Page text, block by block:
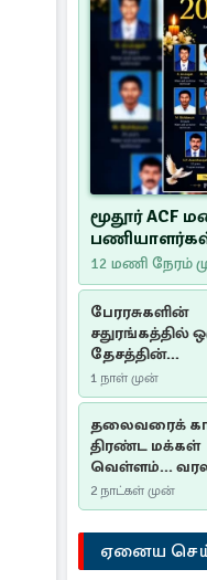
மூதூர் ACF
20
மறுக்கப்பட்ட
பேரவலம்
12 மணி நேரம்
பேரரசுகளின்
சதுரங்கத்தில்
தேசத்தின்
தீர்க்கதரிசனம் :
சுதுமலை
ஒரு வரலாற்றுப்
1 நாள் முன்
தலைவரைக்
திரண்ட மக்கள்
வெள்ளம்...
சிறப்புமிக்க
பிரகடனம்…
2 நாட்கள் முன்
ஏனைய